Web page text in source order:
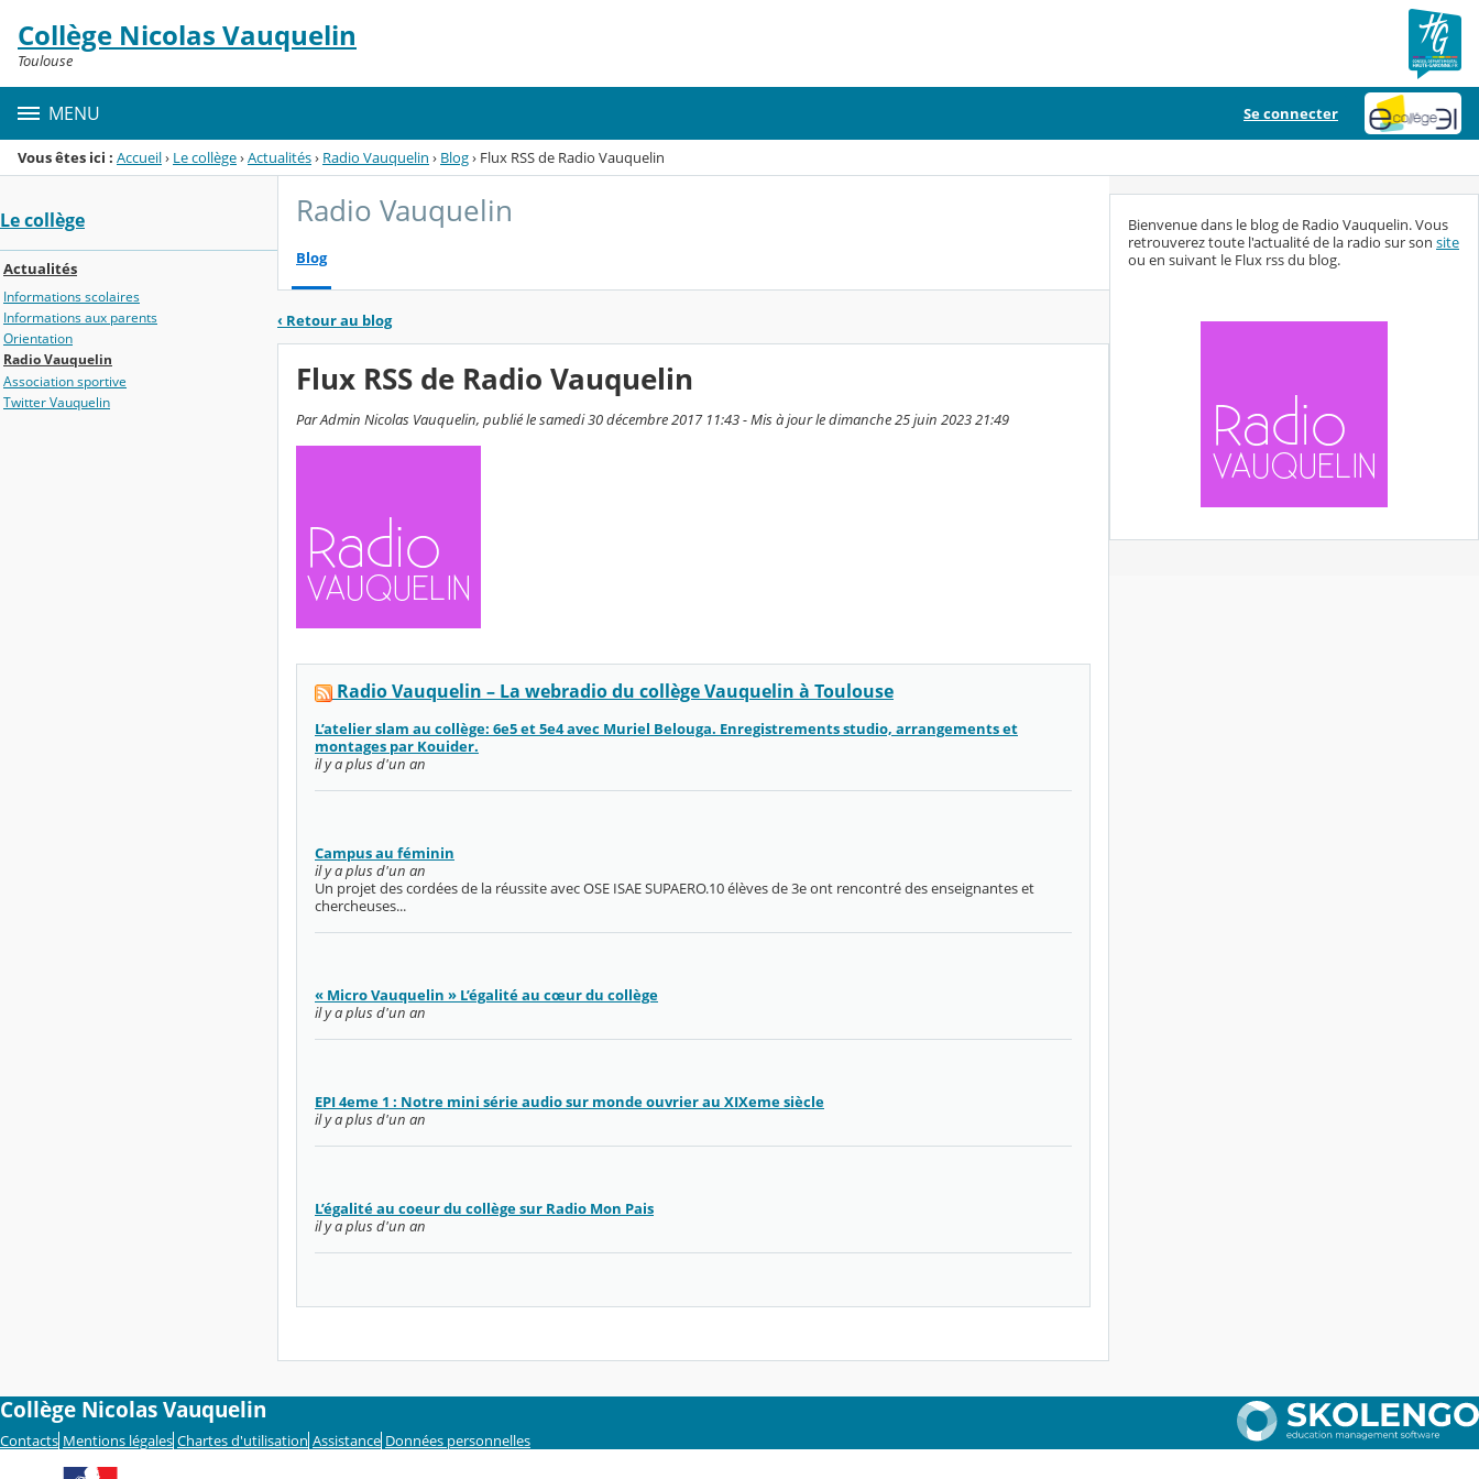
Menu de la rubrique
Contenu
Collège Nicolas Vauquelin
Toulouse
MENU Se connecter
Vous êtes ici : Accueil› Le collège›Actualités› Radio Vauquelin › Blog› Flux RSS de Radio Vauquelin
Le collège
Actualités
Informations scolaires
Informations aux parents
Orientation
Radio Vauquelin
Association sportive
Twitter Vauquelin
Radio Vauquelin
Blog
‹ Retour au blog
Flux RSS de Radio Vauquelin
Par Admin Nicolas Vauquelin, publié le samedi 30 décembre 2017 11:43 - Mis à jour le dimanche 25 juin 2023 21:49
Radio Vauquelin – La webradio du collège Vauquelin à Toulouse
L’atelier slam au collège: 6e5 et 5e4 avec Muriel Belouga. Enregistrements studio, arrangements et
montages par Kouider.
il y a plus d'un an
Campus au féminin
il y a plus d'un an
Un projet des cordées de la réussite avec OSE ISAE SUPAERO.10 élèves de 3e ont rencontré des enseignantes et
chercheuses...
« Micro Vauquelin » L’égalité au cœur du collège
il y a plus d'un an
EPI 4eme 1 : Notre mini série audio sur monde ouvrier au XIXeme siècle
il y a plus d'un an
L’égalité au coeur du collège sur Radio Mon Pais
il y a plus d'un an
Bienvenue dans le blog de Radio Vauquelin. Vous
retrouverez toute l'actualité de la radio sur son site
ou en suivant le Flux rss du blog.
Collège Nicolas Vauquelin
Contacts Mentions légales Chartes d'utilisation Assistance Données personnelles